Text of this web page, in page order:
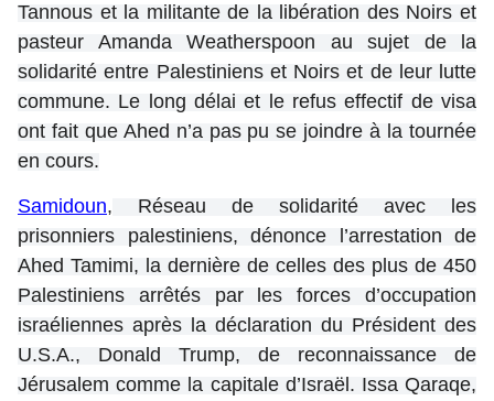
Tannous et la militante de la libération des Noirs et
pasteur Amanda Weatherspoon au sujet de la
solidarité entre Palestiniens et Noirs et de leur lutte
commune. Le long délai et le refus effectif de visa
ont fait que Ahed n’a pas pu se joindre à la tournée
en cours.
Samidoun,
Réseau de solidarité avec les
prisonniers palestiniens, dénonce l’arrestation de
Ahed Tamimi, la dernière de celles des plus de 450
Palestiniens arrêtés par les forces d’occupation
israéliennes après la déclaration du Président des
U.S.A., Donald Trump, de reconnaissance de
Jérusalem comme la capitale d’Israël. Issa Qaraqe,